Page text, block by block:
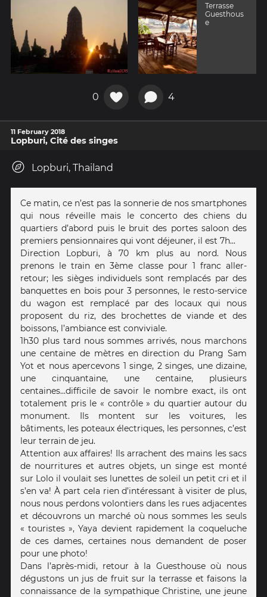
Terrasse
Guesthous
e
0 4
11 February 2018
Lopburi, Cité des singes
Lopburi, Thailand
Ce matin, ce n’est pas la sonnerie de nos smartphones
qui nous réveille mais le concerto des chiens du
quartiers d’abord puis le bruit des portes saloon des
premiers pensionnaires qui vont déjeuner, il est 7h...
Direction Lopburi, à 70 km plus au nord. Nous
prenons le train en 3ème classe pour 1 franc aller-
retour; les sièges individuels sont remplacés par des
banquettes en bois pour 3 personnes, le resto-service
du wagon est remplacé par des locaux qui nous
proposent du riz, des brochettes de viande et des
boissons, l’ambiance est conviviale.
1h30 plus tard nous sommes arrivés, nous marchons
une centaine de mètres en direction du Prang Sam
Yot et nous apercevons 1 singe, 2 singes, une dizaine,
une cinquantaine, une centaine, plusieurs
centaines...difficile de savoir le nombre exact, ils ont
totalement pris le « contrôle » du quartier autour du
monument. Ils montent sur les voitures, les
bâtiments, les poteaux électriques, les personnes, c’est
leur terrain de jeu.
Attention aux affaires! Ils arrachent des mains les sacs
de nourritures et autres objets, un singe est monté
sur Lolo il voulait ses lunettes de soleil un petit cri et il
s’en va! À part cela rien d’intéressant à visiter de plus,
nous nous perdons volontiers dans les rues adjacentes
et découvrons un marché où nous sommes les seuls
« touristes », Yaya devient rapidement la coqueluche
de ces dames, certaines nous demandent de poser
pour une photo!
Dans l’après-midi, retour à la Guesthouse où nous
dégustons un jus de fruit sur la terrasse et faisons la
connaissance de la sympathique Christine, une jeune